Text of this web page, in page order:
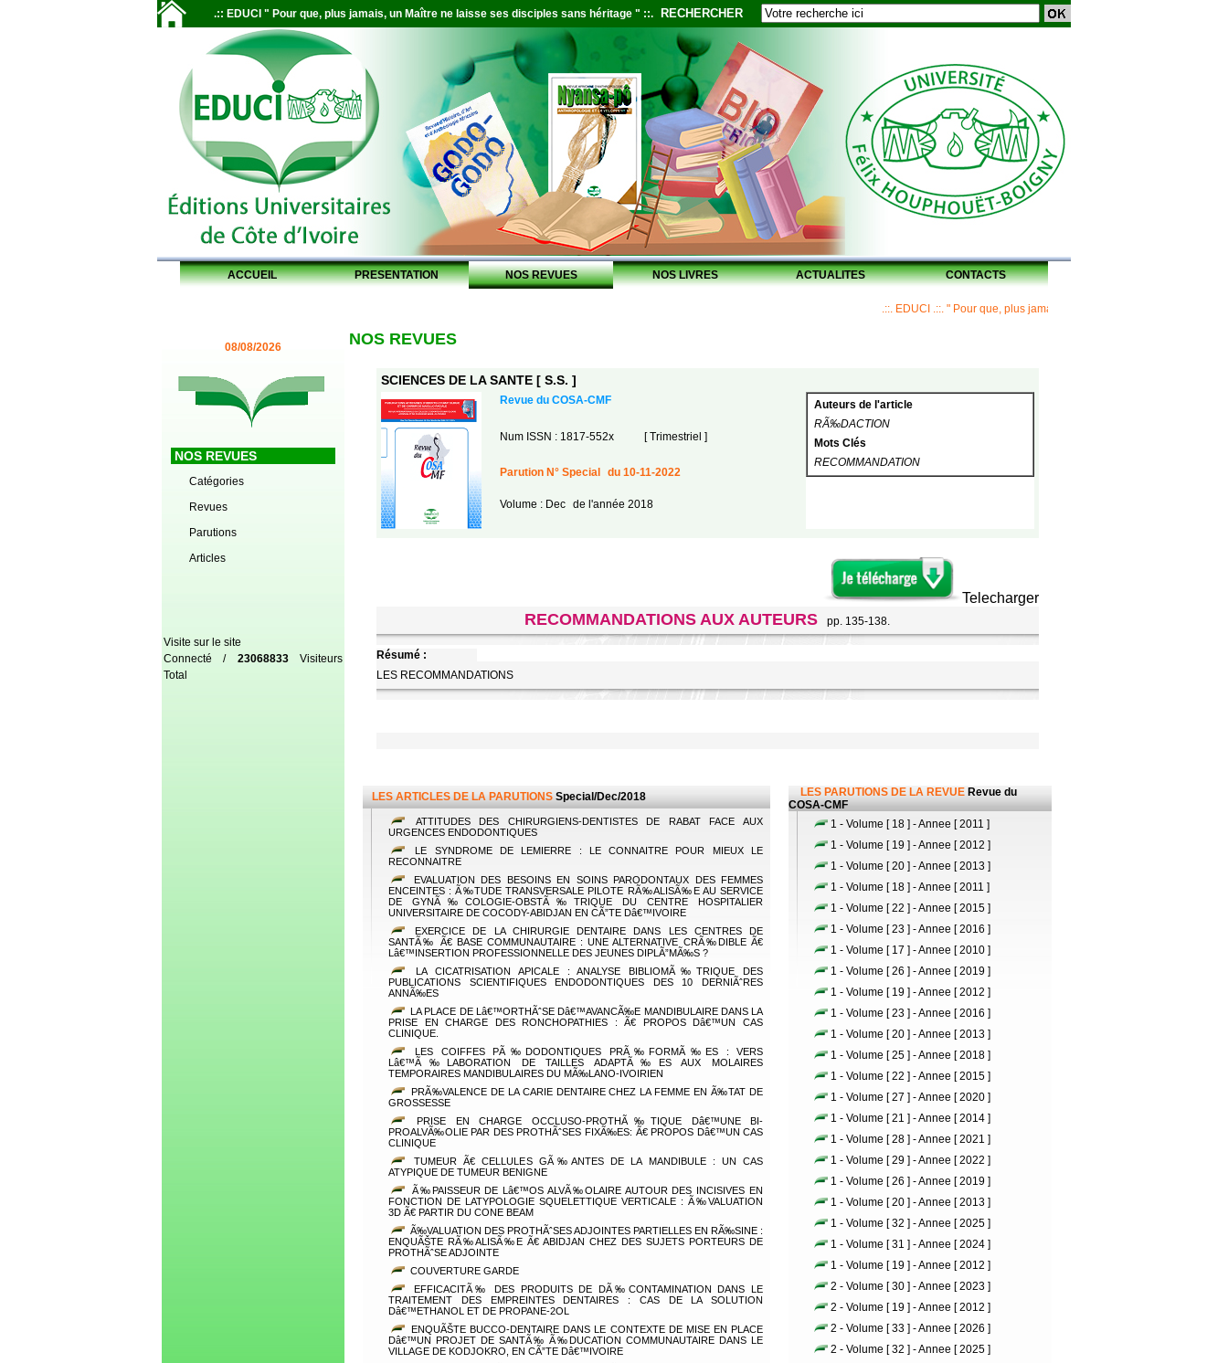
.:: EDUCI " Pour que, plus jamais, un Maître ne laisse ses disciples sans héritage " ::. RECHERCHER
ACCUEIL PRESENTATION NOS REVUES NOS LIVRES ACTUALITES CONTACTS
.::. EDUCI .::. " Pour que, plus jamais, un Maître ne laisse ses disciples
08/08/2026
NOS REVUES
Catégories
Revues
Parutions
Articles
Visite sur le site
Connecté / 23068833Visiteurs
Total
NOS REVUES
SCIENCES DE LA SANTE [ S.S. ]
Revue du COSA-CMF
Auteurs de l'article
RÃ‰DACTION
Mots Clés
RECOMMANDATION
Num ISSN : 1817-552x [ Trimestriel ]
Parution N° Special du 10-11-2022
Volume : Dec de l'année 2018
Telecharger
RECOMMANDATIONS AUX AUTEURS pp. 135-138.
Résumé :
LES RECOMMANDATIONS
LES ARTICLES DE LA PARUTIONS Special/Dec/2018
ATTITUDES DES CHIRURGIENS-DENTISTES DE RABAT FACE AUX
URGENCES ENDODONTIQUES
LE SYNDROME DE LEMIERRE : LE CONNAITRE POUR MIEUX LE
RECONNAITRE
EVALUATION DES BESOINS EN SOINS PARODONTAUX DES FEMMES
ENCEINTES : Ã‰TUDE TRANSVERSALE PILOTE RÃ‰ALISÃ‰E AU SERVICE
DE GYNÃ‰COLOGIE-OBSTÃ‰TRIQUE DU CENTRE HOSPITALIER
UNIVERSITAIRE DE COCODY-ABIDJAN EN CÃ”TE Dâ€™IVOIRE
EXERCICE DE LA CHIRURGIE DENTAIRE DANS LES CENTRES DE
SANTÃ‰ Ã€ BASE COMMUNAUTAIRE : UNE ALTERNATIVE CRÃ‰DIBLE Ã€
Lâ€™INSERTION PROFESSIONNELLE DES JEUNES DIPLÃ”MÃ‰S ?
LA CICATRISATION APICALE : ANALYSE BIBLIOMÃ‰TRIQUE DES
PUBLICATIONS SCIENTIFIQUES ENDODONTIQUES DES 10 DERNIÃˆRES
ANNÃ‰ES
LA PLACE DE Lâ€™ORTHÃˆSE Dâ€™AVANCÃ‰E MANDIBULAIRE DANS LA
PRISE EN CHARGE DES RONCHOPATHIES : Ã€ PROPOS Dâ€™UN CAS
CLINIQUE.
LES COIFFES PÃ‰DODONTIQUES PRÃ‰FORMÃ‰ES : VERS
Lâ€™Ã‰LABORATION DE TAILLES ADAPTÃ‰ES AUX MOLAIRES
TEMPORAIRES MANDIBULAIRES DU MÃ‰LANO-IVOIRIEN
PRÃ‰VALENCE DE LA CARIE DENTAIRE CHEZ LA FEMME EN Ã‰TAT DE
GROSSESSE
PRISE EN CHARGE OCCLUSO-PROTHÃ‰TIQUE Dâ€™UNE BI-
PROALVÃ‰OLIE PAR DES PROTHÃˆSES FIXÃ‰ES: Ã€ PROPOS Dâ€™UN CAS
CLINIQUE
TUMEUR Ã€ CELLULES GÃ‰ANTES DE LA MANDIBULE : UN CAS
ATYPIQUE DE TUMEUR BENIGNE
Ã‰PAISSEUR DE Lâ€™OS ALVÃ‰OLAIRE AUTOUR DES INCISIVES EN
FONCTION DE LATYPOLOGIE SQUELETTIQUE VERTICALE : Ã‰VALUATION
3D Ã€ PARTIR DU CONE BEAM
Ã‰VALUATION DES PROTHÃˆSES ADJOINTES PARTIELLES EN RÃ‰SINE :
ENQUÃŠTE RÃ‰ALISÃ‰E Ã€ ABIDJAN CHEZ DES SUJETS PORTEURS DE
PROTHÃˆSE ADJOINTE
COUVERTURE GARDE
EFFICACITÃ‰ DES PRODUITS DE DÃ‰CONTAMINATION DANS LE
TRAITEMENT DES EMPREINTES DENTAIRES : CAS DE LA SOLUTION
Dâ€™ETHANOL ET DE PROPANE-2OL
ENQUÃŠTE BUCCO-DENTAIRE DANS LE CONTEXTE DE MISE EN PLACE
Dâ€™UN PROJET DE SANTÃ‰ Ã‰DUCATION COMMUNAUTAIRE DANS LE
VILLAGE DE KODJOKRO, EN CÃ”TE Dâ€™IVOIRE
LES PARUTIONS DE LA REVUE Revue du
COSA-CMF
1 - Volume [ 18 ] - Annee [ 2011 ]
1 - Volume [ 19 ] - Annee [ 2012 ]
1 - Volume [ 20 ] - Annee [ 2013 ]
1 - Volume [ 18 ] - Annee [ 2011 ]
1 - Volume [ 22 ] - Annee [ 2015 ]
1 - Volume [ 23 ] - Annee [ 2016 ]
1 - Volume [ 17 ] - Annee [ 2010 ]
1 - Volume [ 26 ] - Annee [ 2019 ]
1 - Volume [ 19 ] - Annee [ 2012 ]
1 - Volume [ 23 ] - Annee [ 2016 ]
1 - Volume [ 20 ] - Annee [ 2013 ]
1 - Volume [ 25 ] - Annee [ 2018 ]
1 - Volume [ 22 ] - Annee [ 2015 ]
1 - Volume [ 27 ] - Annee [ 2020 ]
1 - Volume [ 21 ] - Annee [ 2014 ]
1 - Volume [ 28 ] - Annee [ 2021 ]
1 - Volume [ 29 ] - Annee [ 2022 ]
1 - Volume [ 26 ] - Annee [ 2019 ]
1 - Volume [ 20 ] - Annee [ 2013 ]
1 - Volume [ 32 ] - Annee [ 2025 ]
1 - Volume [ 31 ] - Annee [ 2024 ]
1 - Volume [ 19 ] - Annee [ 2012 ]
2 - Volume [ 30 ] - Annee [ 2023 ]
2 - Volume [ 19 ] - Annee [ 2012 ]
2 - Volume [ 33 ] - Annee [ 2026 ]
2 - Volume [ 32 ] - Annee [ 2025 ]